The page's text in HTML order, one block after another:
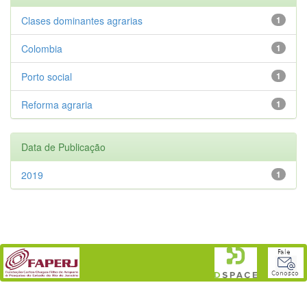
1
Clases dominantes agrarias
1
Colombia
1
Porto social
1
Reforma agraria
Data de Publicação
1
2019